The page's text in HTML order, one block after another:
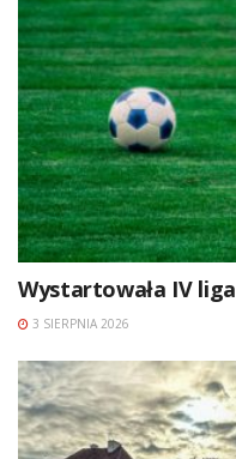
Wystartowała IV liga
3 SIERPNIA 2026